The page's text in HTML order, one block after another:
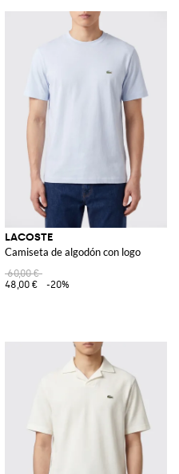
LACOSTE
Camiseta de algodón con logo
60,00 €
48,00 €
-20%